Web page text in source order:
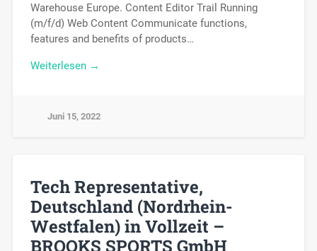
Warehouse Europe. Content Editor Trail Running
(m/f/d) Web Content Communicate functions,
features and benefits of products…
Weiterlesen →
Juni 15, 2022
Tech Representative,
Deutschland (Nordrhein-
Westfalen) in Vollzeit –
BROOKS SPORTS GmbH